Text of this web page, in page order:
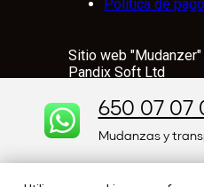
Sitio web "Mudanzer"
Pandix Soft Ltd
London, W1W 5PF,
© 2001-2025.
Política de
650 07 07
Mudanzas y